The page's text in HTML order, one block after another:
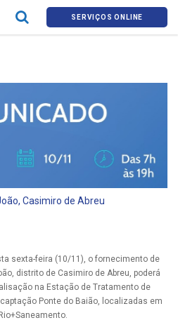
SERVIÇOS ONLINE
Casimiro de Abreu
sexta-feira (10/11), o fornecimento de
distrito de Casimiro de Abreu, poderá
na Estação de Tratamento de
Ponte do Baião, localizadas em